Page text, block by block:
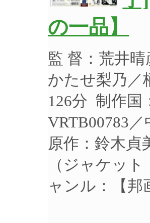
の一品】
監 督：荒井
かたせ梨乃／
126分 制作国
VRTB00783
原作：鈴木貞
（ジャケッ
ャンル：【邦